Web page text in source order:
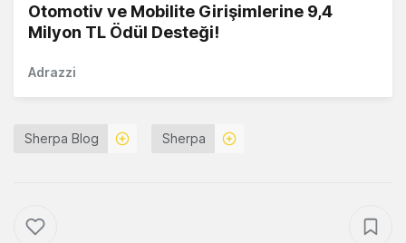
Otomotiv ve Mobilite Girişimlerine 9,4
Milyon TL Ödül Desteği!
Adrazzi
Sherpa Blog Sherpa